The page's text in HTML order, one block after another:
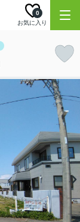
お気に入り
0